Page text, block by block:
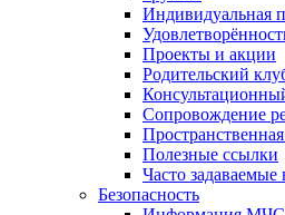
Индивидуальная
Проекты и акции
Родительский
Сопровождение
Полезные ссылки
Часто задаваемые
Безопасность